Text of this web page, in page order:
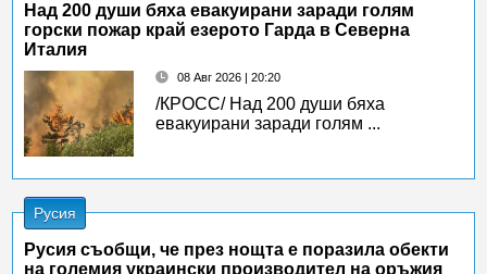
Над 200 души бяха евакуирани заради голям
горски пожар край езерото Гарда в Северна
Италия
08 Авг 2026 | 20:20
/КРОСС/ Над 200 души бяха
евакуирани заради голям ...
Русия
Русия съобщи, че през нощта е поразила обекти
на големия украински производител на оръжия